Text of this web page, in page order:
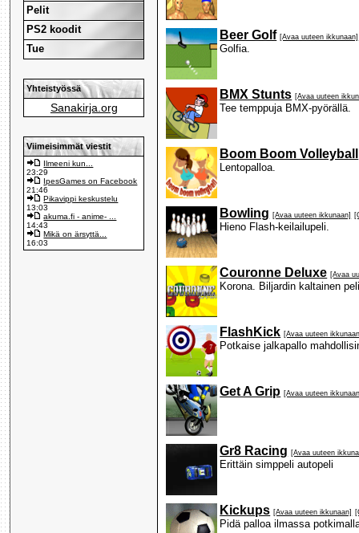
Pelit
PS2 koodit
Tue
Yhteistyössä
Sanakirja.org
Viimeisimmät viestit
Ilmeeni kun...
23:29
IpesGames on Facebook
21:46
Pikavippi keskustelu
13:03
akuma.fi - anime- ...
14:43
Mikä on ärsyttä...
16:03
Beer Golf [Avaa uuteen ikkunaan]
Golfia.
BMX Stunts [Avaa uuteen
Tee temppuja BMX-pyörällä.
Boom Boom Volleyball
Lentopalloa.
Bowling [Avaa uuteen ikkunaan]
Hieno Flash-keilailupeli.
Couronne Deluxe [Avaa
Korona. Biljardin kaltainen
FlashKick [Avaa uuteen
Potkaise jalkapallo
Get A Grip [Avaa uuteen
Gr8 Racing [Avaa uuteen
Erittäin simppeli autopeli
Kickups [Avaa uuteen ikkunaan]
Pidä palloa ilmassa